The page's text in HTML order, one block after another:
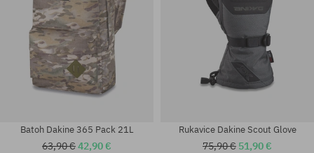
Batoh Dakine 365 Pack 21L
63,90 €42,90 €
Rukavice Dakine Scout Glove
75,90 € 51,90 €